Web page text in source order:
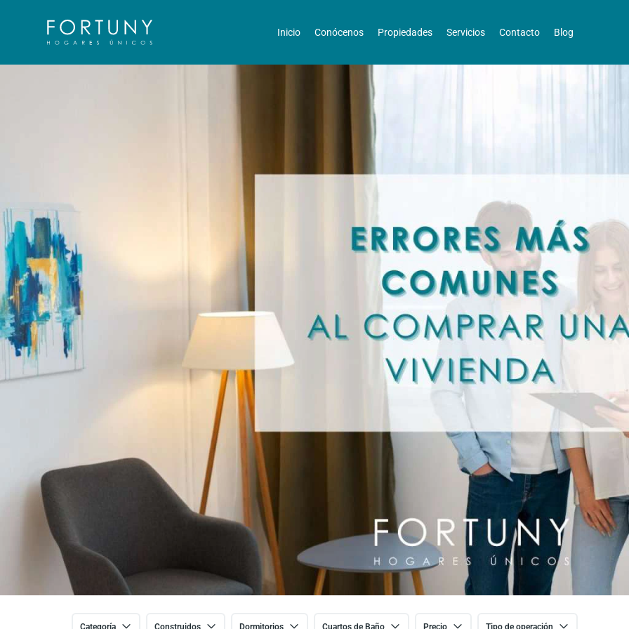
Inicio Conócenos Propiedades Servicios Contacto Blog
Categoría Construidos Dormitorios Cuartos de Baño Precio Tipo de operación